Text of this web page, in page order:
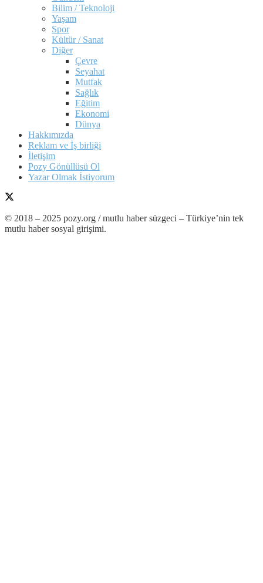
Bilim / Teknoloji
Yaşam
Spor
Kültür / Sanat
Diğer
Çevre
Seyahat
Mutfak
Sağlık
Eğitim
Ekonomi
Dünya
Hakkımızda
Reklam ve İş birliği
İletişim
Pozy Gönüllüsü Ol
Yazar Olmak İstiyorum
© 2018 – 2025 pozy.org / mutlu haber süzgeci – Türkiye’nin tek
mutlu haber sosyal girişimi.